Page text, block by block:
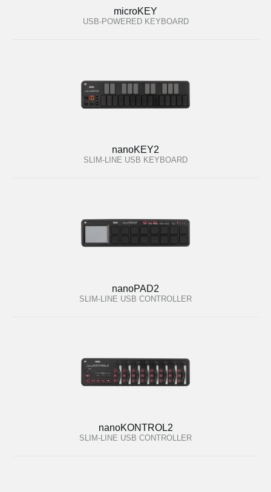
microKEY
USB-POWERED KEYBOARD
nanoKEY2
SLIM-LINE USB KEYBOARD
nanoPAD2
SLIM-LINE USB CONTROLLER
nanoKONTROL2
SLIM-LINE USB CONTROLLER